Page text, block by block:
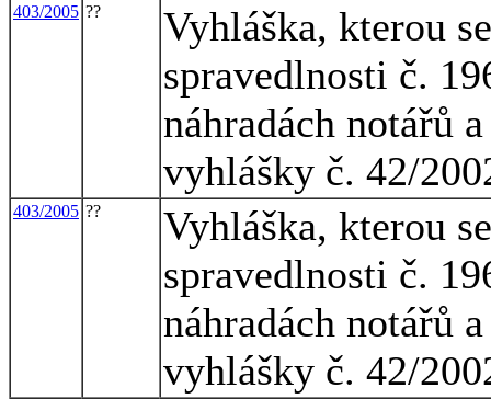
403/2005 ??
Vyhláška, kterou
spravedlnosti č.
náhradách notářů
vyhlášky č. 42/
403/2005 ??
Vyhláška, kterou
spravedlnosti č.
náhradách notářů
vyhlášky č. 42/